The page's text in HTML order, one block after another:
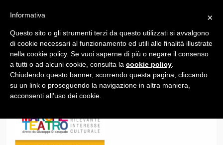
1
×
Informativa
Questo sito o gli strumenti terzi da questo utilizzati si avvalgono
di cookie necessari al funzionamento ed utili alle finalità illustrate
nella cookie policy. Se vuoi saperne di più o negare il consenso
a tutti o ad alcuni cookie, consulta la cookie policy
Chiudendo questo banner, scorrendo questa pagina, cliccando
su un link o proseguendo la navigazione in altra maniera,
acconsenti all’uso dei cookie.